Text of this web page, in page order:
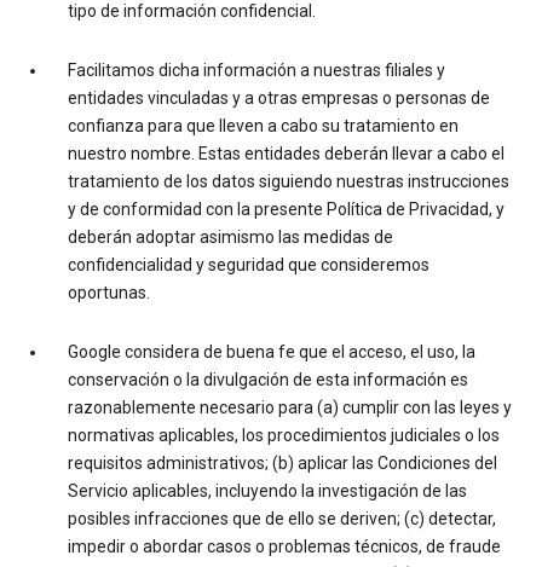
tipo de información confidencial.
Facilitamos dicha información a nuestras filiales y
entidades vinculadas y a otras empresas o personas de
confianza para que lleven a cabo su tratamiento en
nuestro nombre. Estas entidades deberán llevar a cabo el
tratamiento de los datos siguiendo nuestras instrucciones
y de conformidad con la presente Política de Privacidad, y
deberán adoptar asimismo las medidas de
confidencialidad y seguridad que consideremos
oportunas.
Google considera de buena fe que el acceso, el uso, la
conservación o la divulgación de esta información es
razonablemente necesario para (a) cumplir con las leyes y
normativas aplicables, los procedimientos judiciales o los
requisitos administrativos; (b) aplicar las Condiciones del
Servicio aplicables, incluyendo la investigación de las
posibles infracciones que de ello se deriven; (c) detectar,
impedir o abordar casos o problemas técnicos, de fraude